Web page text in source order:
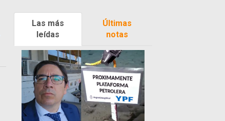
Las más
leídas
Últimas
notas